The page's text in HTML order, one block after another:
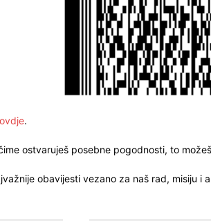
ovdje.
ostvaruješ posebne pogodnosti, to
obavijesti vezano za naš rad, misiju i